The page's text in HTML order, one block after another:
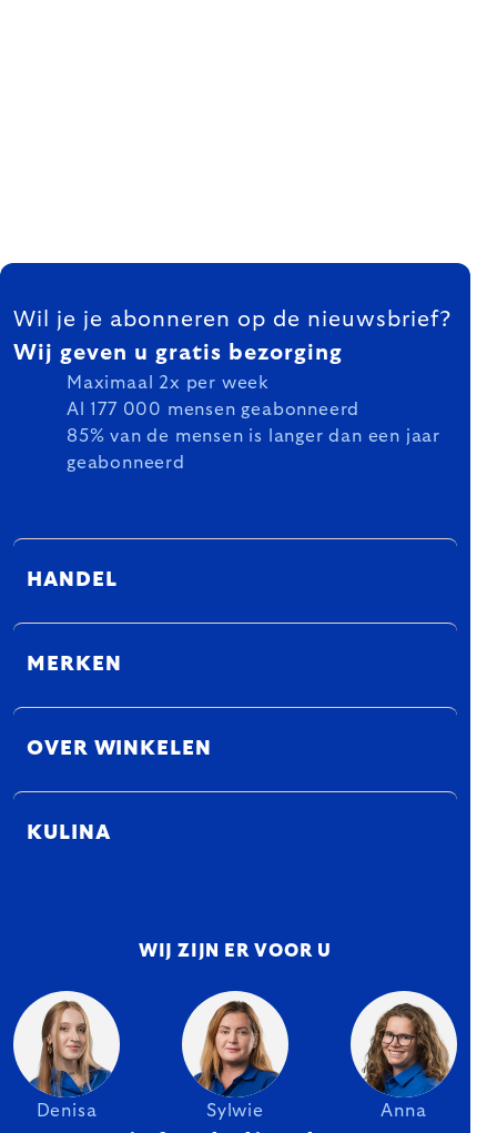
FOOTER
Wil je je abonneren op de nieuwsbrief?
Wij geven u gratis bezorging
Maximaal 2x per week
Al 177 000 mensen geabonneerd
85% van de mensen is langer dan een jaar
geabonneerd
HANDEL
MERKEN
OVER WINKELEN
KULINA
WIJ ZIJN ER VOOR U
Denisa Sylwie Anna